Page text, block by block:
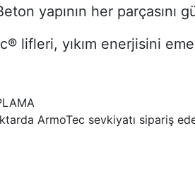
yapının her
lifleri, yıkım enerjisini
ArmoTec sevkiyatı sipariş